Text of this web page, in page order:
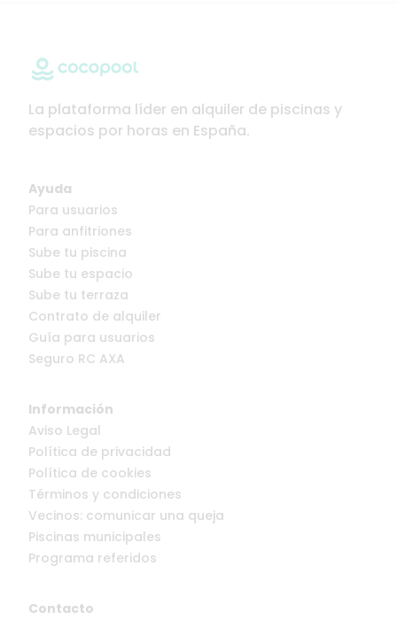
La plataforma líder en alquiler de piscinas y
espacios por horas en España.
Ayuda
Para usuarios
Para anfitriones
Sube tu piscina
Sube tu espacio
Sube tu terraza
Contrato de alquiler
Guía para usuarios
Seguro RC AXA
Información
Aviso Legal
Política de privacidad
Política de cookies
Términos y condiciones
Vecinos: comunicar una queja
Piscinas municipales
Programa referidos
Contacto